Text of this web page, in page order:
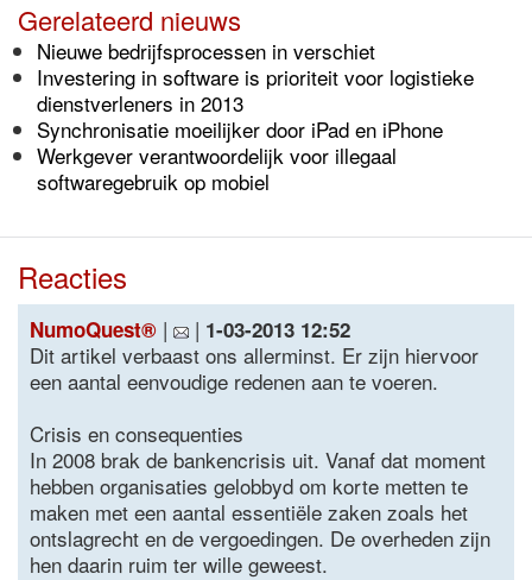
Gerelateerd nieuws
Nieuwe bedrijfsprocessen in verschiet
Investering in software is prioriteit voor logistieke
dienstverleners in 2013
Synchronisatie moeilijker door iPad en iPhone
Werkgever verantwoordelijk voor illegaal
softwaregebruik op mobiel
Reacties
NumoQuest® | | 1-03-2013 12:52
Dit artikel verbaast ons allerminst. Er zijn hiervoor
een aantal eenvoudige redenen aan te voeren.
Crisis en consequenties
In 2008 brak de bankencrisis uit. Vanaf dat moment
hebben organisaties gelobbyd om korte metten te
maken met een aantal essentiële zaken zoals het
ontslagrecht en de vergoedingen. De overheden zijn
hen daarin ruim ter wille geweest.